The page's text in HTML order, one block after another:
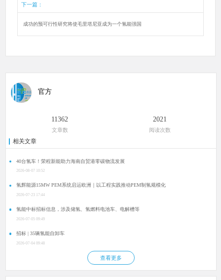
下一篇：
成功的预可行性研究将使毛里塔尼亚成为一个氢能强国
官方
11362
文章数
2021
阅读次数
相关文章
40台氢车！荣程新能助力海南自贸港零碳物流发展
2026-08-07 10:52
氢辉能源15MW PEM系统启运欧洲｜以工程实践推动PEM制氢规模化
2026-07-23 17:44
氢能中标招标信息，涉及储氢、氢燃料电池车、电解槽等
2026-07-05 09:49
招标 | 35辆氢能自卸车
2026-07-04 09:48
查看更多